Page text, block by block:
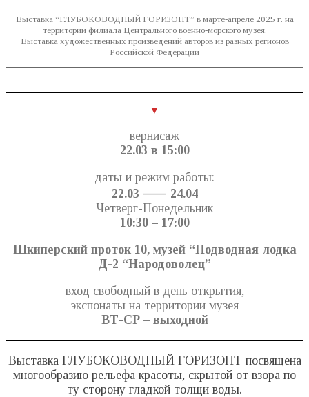
Выставка “ГЛУБОКОВОДНЫЙ ГОРИЗОНТ” в марте-апреле 2025 г. на
территории филиала Центрального военно-морского музея.
Выставка художественных произведений авторов из разных регионов
Российской Федерации
▼
вернисаж
22.03 в 15:00
даты и режим работы:
22.03 ⸺ 24.04
Четверг-Понедельник
10:30 – 17:00
Шкиперский проток 10, музей “Подводная лодка
Д-2 “Народоволец”
вход свободный в день открытия,
экспонаты на территории музея
ВТ-СР – выходной
Выставка ГЛУБОКОВОДНЫЙ ГОРИЗОНТ посвящена
многообразию рельефа красоты, скрытой от взора по
ту сторону гладкой толщи воды.